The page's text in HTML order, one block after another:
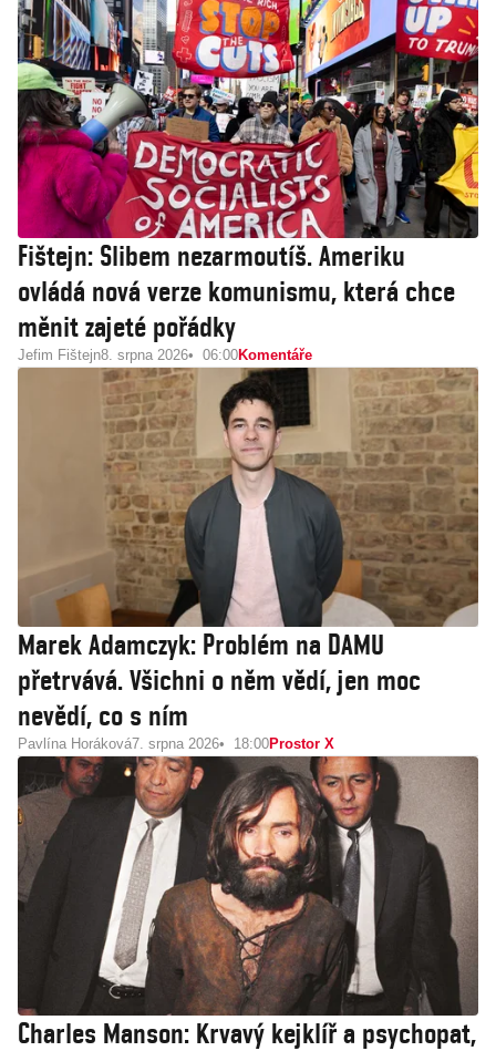
Fištejn: Slibem nezarmoutíš. Ameriku
ovládá nová verze komunismu, která chce
měnit zajeté pořádky
Jefim Fištejn8. srpna 2026 06:00Komentáře
Marek Adamczyk: Problém na DAMU
přetrvává. Všichni o něm vědí, jen moc
nevědí, co s ním
Pavlína Horáková7. srpna 2026 18:00Prostor X
Charles Manson: Krvavý kejklíř a psychopat,